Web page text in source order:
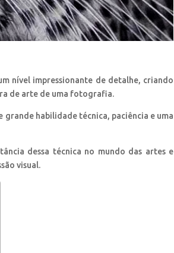
nível impressionante de detalhe, criando
de arte de uma fotografia.
grande habilidade técnica, paciência e uma
dessa técnica no mundo das artes e
visual.